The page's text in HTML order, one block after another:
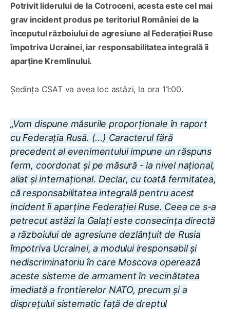
Potrivit liderului de la Cotroceni, acesta este cel mai
grav incident produs pe teritoriul României de la
începutul războiului de agresiune al Federației Ruse
împotriva Ucrainei, iar responsabilitatea integrală îi
aparține Kremlinului.
Ședința CSAT va avea loc astăzi, la ora 11:00.
„Vom dispune măsurile proporționale în raport
cu Federația Rusă. (...) Caracterul fără
precedent al evenimentului impune un răspuns
ferm, coordonat și pe măsură - la nivel național,
aliat și internațional. Declar, cu toată fermitatea,
că responsabilitatea integrală pentru acest
incident îi aparține Federației Ruse. Ceea ce s-a
petrecut astăzi la Galați este consecința directă
a războiului de agresiune dezlănțuit de Rusia
împotriva Ucrainei, a modului iresponsabil și
nediscriminatoriu în care Moscova operează
aceste sisteme de armament în vecinătatea
imediată a frontierelor NATO, precum și a
disprețului sistematic față de dreptul